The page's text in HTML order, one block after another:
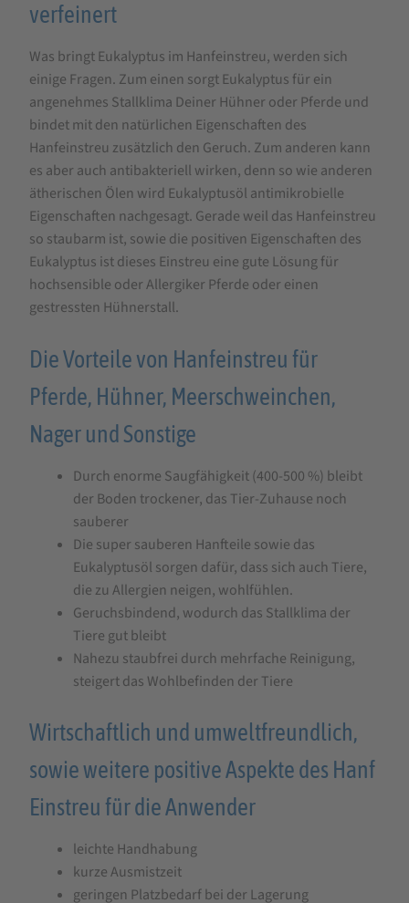
verfeinert
Was bringt Eukalyptus im Hanfeinstreu, werden sich
einige Fragen. Zum einen sorgt Eukalyptus für ein
angenehmes Stallklima Deiner Hühner oder Pferde und
bindet mit den natürlichen Eigenschaften des
Hanfeinstreu zusätzlich den Geruch. Zum anderen kann
es aber auch antibakteriell wirken, denn so wie anderen
ätherischen Ölen wird Eukalyptusöl antimikrobielle
Eigenschaften nachgesagt. Gerade weil das Hanfeinstreu
so staubarm ist, sowie die positiven Eigenschaften des
Eukalyptus ist dieses Einstreu eine gute Lösung für
hochsensible oder Allergiker Pferde oder einen
gestressten Hühnerstall.
Die Vorteile von Hanfeinstreu für
Pferde, Hühner, Meerschweinchen,
Nager und Sonstige
Durch enorme Saugfähigkeit (400-500 %) bleibt
der Boden trockener, das Tier-Zuhause noch
sauberer
Die super sauberen Hanfteile sowie das
Eukalyptusöl sorgen dafür, dass sich auch Tiere,
die zu Allergien neigen, wohlfühlen.
Geruchsbindend, wodurch das Stallklima der
Tiere gut bleibt
Nahezu staubfrei durch mehrfache Reinigung,
steigert das Wohlbefinden der Tiere
Wirtschaftlich und umweltfreundlich,
sowie weitere positive Aspekte des Hanf
Einstreu für die Anwender
leichte Handhabung
kurze Ausmistzeit
geringen Platzbedarf bei der Lagerung